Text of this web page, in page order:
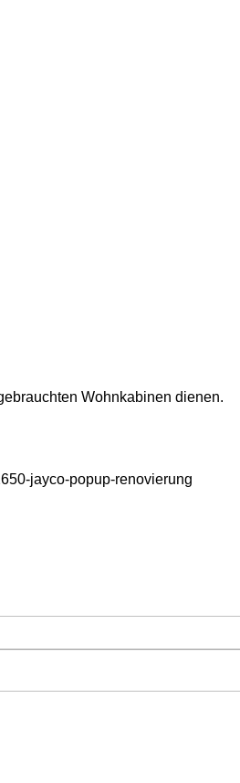
Wohnkabinen dienen.
jayco-popup-renovierung